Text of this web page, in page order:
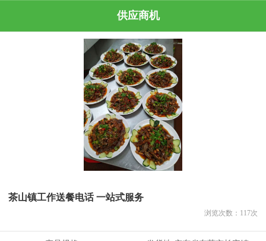
供应商机
茶山镇工作送餐电话 一站式服务
浏览次数： 117次